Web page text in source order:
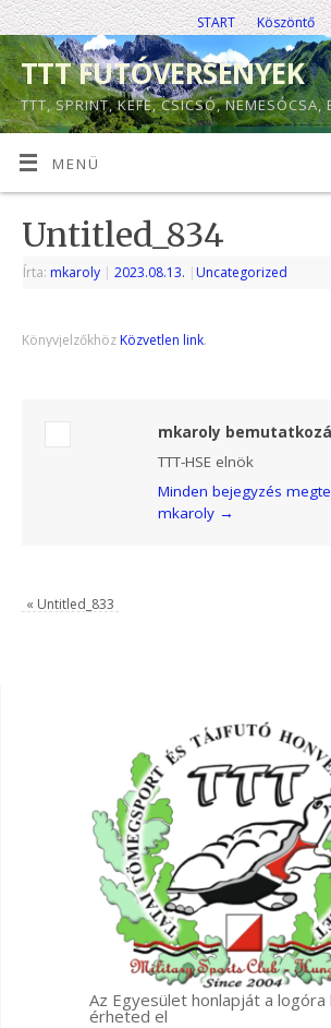
START Köszöntő
TTT FUTÓVERSENYEK
TTT, SPRINT, KEFE, CSICSÓ, NEMESÓCSA,
MENÜ
Untitled_834
Írta: mkaroly | 2023.08.13. | Uncategorized
Könyvjelzőkhöz Közvetlen link.
mkaroly
TTT-HSE elnök
Minden bejegyzés
mkaroly →
« Untitled_833
Az Egyesület honlapját a
érheted el